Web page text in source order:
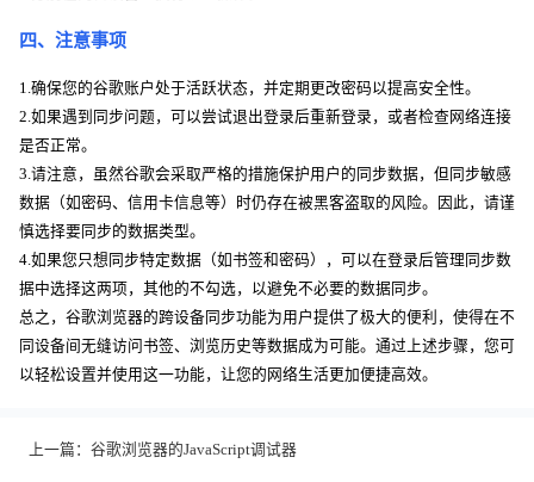
四、注意事项
1.确保您的谷歌账户处于活跃状态，并定期更改密码以提高安全性。
2.如果遇到同步问题，可以尝试退出登录后重新登录，或者检查网络连接
是否正常。
3.请注意，虽然谷歌会采取严格的措施保护用户的同步数据，但同步敏感
数据（如密码、信用卡信息等）时仍存在被黑客盗取的风险。因此，请谨
慎选择要同步的数据类型。
4.如果您只想同步特定数据（如书签和密码），可以在登录后管理同步数
据中选择这两项，其他的不勾选，以避免不必要的数据同步。
总之，谷歌浏览器的跨设备同步功能为用户提供了极大的便利，使得在不
同设备间无缝访问书签、浏览历史等数据成为可能。通过上述步骤，您可
以轻松设置并使用这一功能，让您的网络生活更加便捷高效。
上一篇： 谷歌浏览器的JavaScript调试器